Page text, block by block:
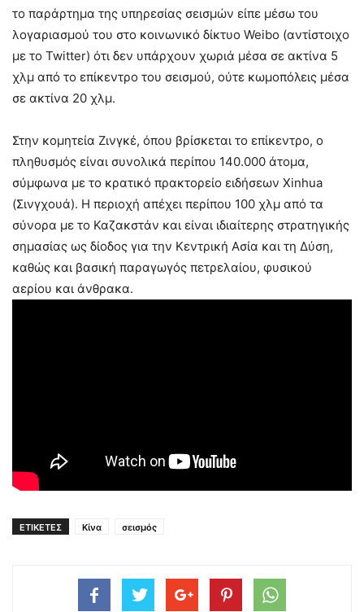
το παράρτημα της υπηρεσίας σεισμών είπε μέσω του
λογαριασμού του στο κοινωνικό δίκτυο Weibo (αντίστοιχο
με το Twitter) ότι δεν υπάρχουν χωριά μέσα σε ακτίνα 5
χλμ από το επίκεντρο του σεισμού, ούτε κωμοπόλεις μέσα
σε ακτίνα 20 χλμ.
Στην κομητεία Ζινγκέ, όπου βρίσκεται το επίκεντρο, ο
πληθυσμός είναι συνολικά περίπου 140.000 άτομα,
σύμφωνα με το κρατικό πρακτορείο ειδήσεων Xinhua
(Σινγχουά). Η περιοχή απέχει περίπου 100 χλμ από τα
σύνορα με το Καζακστάν και είναι ιδιαίτερης στρατηγικής
σημασίας ως δίοδος για την Κεντρική Ασία και τη Δύση,
καθώς και βασική παραγωγός πετρελαίου, φυσικού
αερίου και άνθρακα.
ΕΤΙΚΕΤΕΣ Κίνα σεισμός